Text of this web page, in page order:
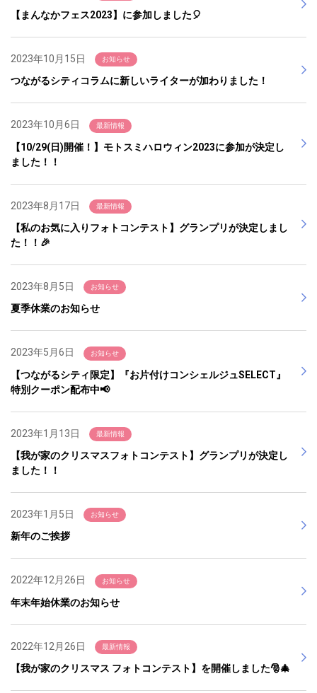
【まんなかフェス2023】に参加しました🎈
2023年10月15日 お知らせ
つながるシティコラムに新しいライターが加わりました！
2023年10月6日 最新情報
【10/29(日)開催！】モトスミハロウィン2023に参加が決定し
ました！！
2023年8月17日 最新情報
【私のお気に入りフォトコンテスト】グランプリが決定しまし
た！！🎉
2023年8月5日 お知らせ
夏季休業のお知らせ
2023年5月6日 お知らせ
【つながるシティ限定】『お片付けコンシェルジュSELECT』
特別クーポン配布中📢
2023年1月13日 最新情報
【我が家のクリスマスフォトコンテスト】グランプリが決定し
ました！！
2023年1月5日 お知らせ
新年のご挨拶
2022年12月26日 お知らせ
年末年始休業のお知らせ
2022年12月26日 最新情報
【我が家のクリスマス フォトコンテスト】を開催しました🎅🎄